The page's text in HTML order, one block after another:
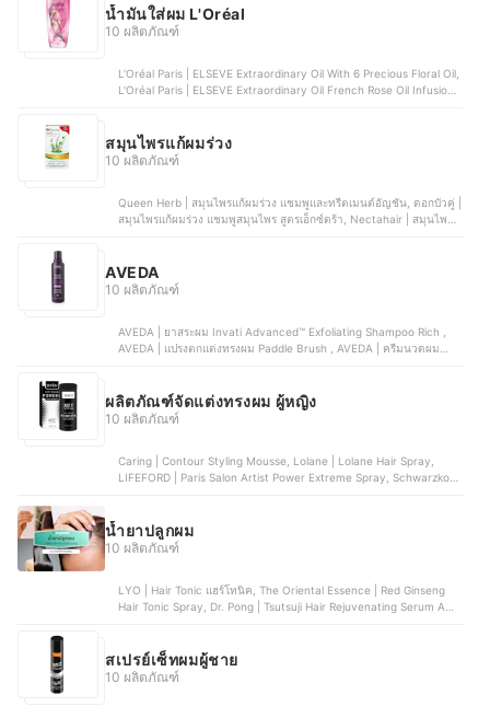
น้ำมันใส่ผม L'Oréal
10 ผลิตภัณฑ์
L'Oréal Paris | ELSEVE Extraordinary Oil With 6 Precious Floral Oil,
L'Oréal Paris | ELSEVE Extraordinary Oil French Rose Oil Infusion ,
| ELSEVE Extraordinary Oil Extra Rich
สมุนไพรแก้ผมร่วง
10 ผลิตภัณฑ์
Queen Herb | สมุนไพรแก้ผมร่วง แชมพูและทรีตเมนต์อัญชัน, ดอกบัวคู่ |
สมุนไพรแก้ผมร่วง แชมพูสมุนไพร สูตรเอ็กซ์ตร้า, Nectahair | สมุนไพร
AVEDA
10 ผลิตภัณฑ์
AVEDA | ยาสระผม Invati Advanced™ Exfoliating Shampoo Rich ,
AVEDA | แปรงตกแต่งทรงผม Paddle Brush , AVEDA | ครีมนวดผม
Nutriplenish™ Deep Discovery Set
ผลิตภัณฑ์จัดแต่งทรงผม ผู้หญิง
10 ผลิตภัณฑ์
Caring | Contour Styling Mousse, Lolane | Lolane Hair Spray,
LIFEFORD | Paris Salon Artist Power Extreme Spray, Schwarzkopf
น้ำยาปลูกผม
10 ผลิตภัณฑ์
LYO | Hair Tonic แฮร์โทนิค, The Oriental Essence | Red Ginseng
Hair Tonic Spray, Dr. Pong | Tsutsuji Hair Rejuvenating Serum Anti-
สเปรย์เซ็ทผมผู้ชาย
10 ผลิตภัณฑ์